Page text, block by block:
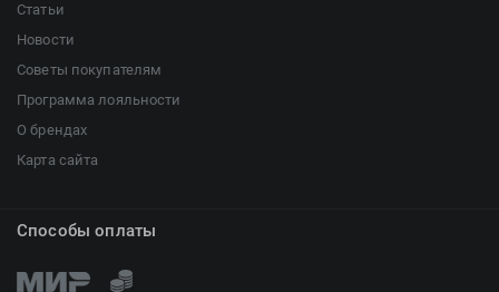
Статьи
Новости
Советы покупателям
Программа лояльности
О брендах
Карта сайта
Способы оплаты